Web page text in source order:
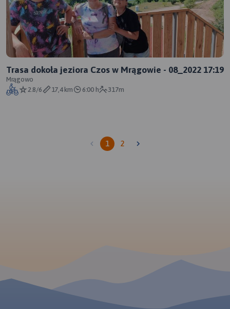
Trasa dokoła jeziora Czos w Mrągowie - 08_2022 17:19
Mrągowo
2.8/6
17,4 km 6:00 h 317m
1 2